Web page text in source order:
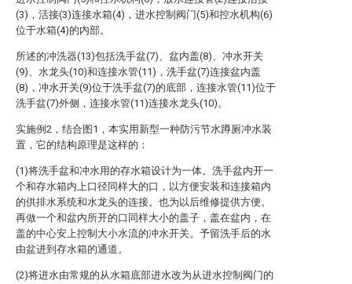
(3)，活接(3)连接水箱(4)，进水控制阀门(5)和控水机构(6)
位于水箱(4)的内部。
所述的冲洗器(13)包括洗手盆(7)、盆内盖(8)、冲水开关
(9)、水龙头(10)和连接水管(11)，洗手盆(7)连接盆内盖
(8)，冲水开关(9)位于洗手盆(7)的底部，连接水管(11)位于
洗手盆(7)外侧，连接水管(11)连接水龙头(10)。
实施例2，结合图1，本实用新型一种防污节水蹲厕冲水装
置，它的结构原理是这样的：
(1)将洗手盆和冲水用的存水箱设计为一体。洗手盆内开一
个和存水箱内上口径同样大的口，以方便安装和连接箱内
的供排水系统和水龙头的连接。也为以后维修提供方便。
再做一个和盆内所开的口同样大小的盖子，盖在盆内，在
盖的中心安上控制大小水流的冲水开关。予留洗手后的水
由盆进到存水箱的通道。
(2)将进水由常规的从水箱底部进水改为从进水控制阀门的